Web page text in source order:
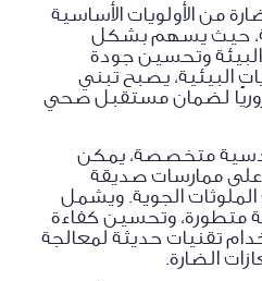
من الأولويات الأساسية
حيث يسهم بشكل
وتحسين جودة
البيئية، يصبح تبني
لضمان مستقبل صحي
متخصصة، يمكن
ممارسات صديقة
الملوثات الجوية. ويشمل
متطورة، وتحسين كفاءة
تقنيات حديثة لمعالجة
الضارة.